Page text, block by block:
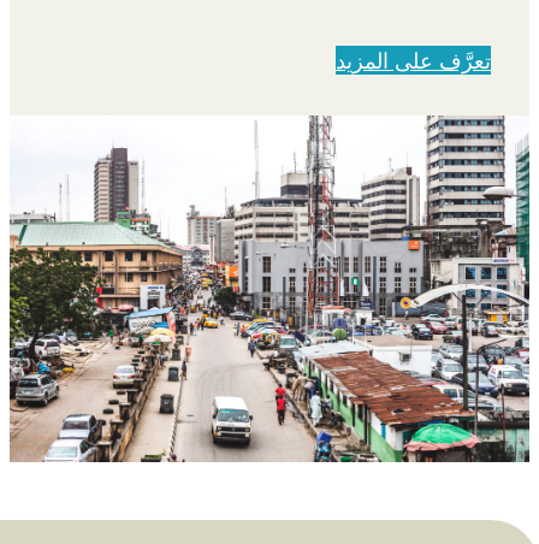
تعرَّف على المزيد